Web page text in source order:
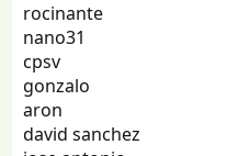
rocinante
nano31
cpsv
gonzalo
aron
david sanchez